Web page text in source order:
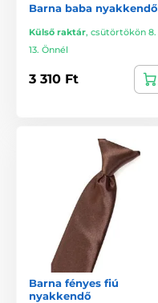
Barna baba nyakkendő
Külső raktár, csütörtökön 8.
13. Önnél
3 310 Ft
Barna fényes fiú
nyakkendő